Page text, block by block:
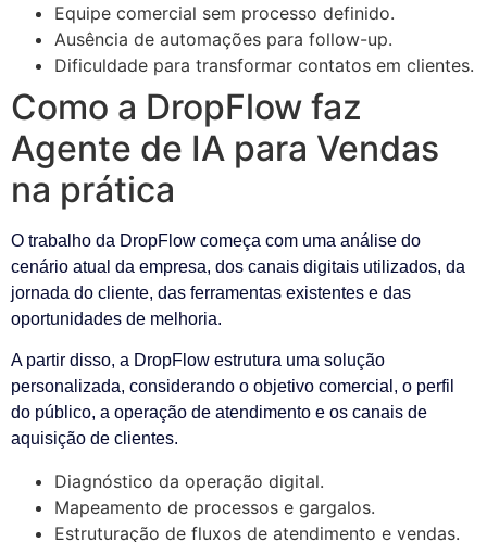
Equipe comercial sem processo definido.
Ausência de automações para follow-up.
Dificuldade para transformar contatos em clientes.
Como a DropFlow faz
Agente de IA para Vendas
na prática
O trabalho da DropFlow começa com uma análise do
cenário atual da empresa, dos canais digitais utilizados, da
jornada do cliente, das ferramentas existentes e das
oportunidades de melhoria.
A partir disso, a DropFlow estrutura uma solução
personalizada, considerando o objetivo comercial, o perfil
do público, a operação de atendimento e os canais de
aquisição de clientes.
Diagnóstico da operação digital.
Mapeamento de processos e gargalos.
Estruturação de fluxos de atendimento e vendas.